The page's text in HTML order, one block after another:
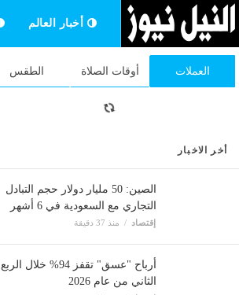
أخبار العالم
العملات أوقات الصلاة الطقس
أخر الاخبار
الصين: 50 مليار دولار حجم التبادل
التجاري مع السعودية في 6 أشهر
إقتصاد منذ 37 دقيقة
أرباح "عسق" تقفز 94% خلال الربع
الثاني من عام 2026